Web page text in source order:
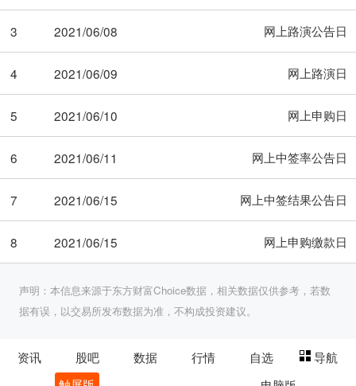
3 2021/06/08 网上路演公告日
4 2021/06/09 网上路演日
5 2021/06/10 网上申购日
6 2021/06/11 网上中签率公告日
7 2021/06/15 网上中签结果公告日
8 2021/06/15 网上申购缴款日
声明：本信息来源于东方财富Choice数据，相关数据仅供参考，若数
据有误，以交易所发布数据为准，不构成投资建议。
资讯 股吧 数据 行情 自选
导航